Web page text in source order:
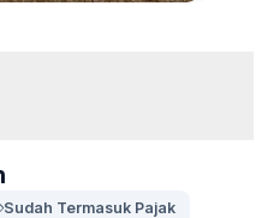
Sudah Termasuk Pajak